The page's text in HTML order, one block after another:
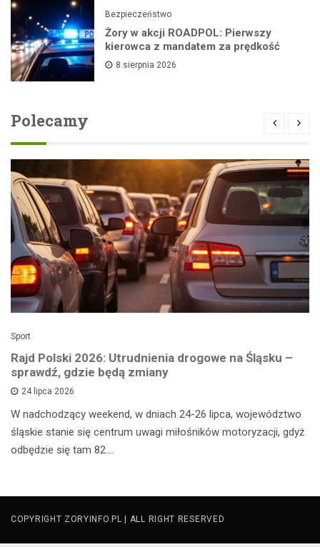
Bezpieczeństwo
Żory w akcji ROADPOL: Pierwszy
kierowca z mandatem za prędkość
8 sierpnia 2026
Polecamy
Sport
Rajd Polski 2026: Utrudnienia drogowe na Śląsku –
sprawdź, gdzie będą zmiany
24 lipca 2026
W nadchodzący weekend, w dniach 24-26 lipca, województwo
śląskie stanie się centrum uwagi miłośników motoryzacji, gdyż
odbędzie się tam 82.…
COPYRIGHT ZORYINFO.PL | ALL RIGHT RESERVED